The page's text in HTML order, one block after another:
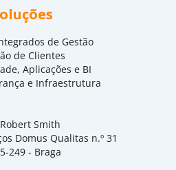
de Gestão
de Clientes
Aplicações e BI
e Infraestrutura
Smith
Domus Qualitas n.º 31
249 - Braga